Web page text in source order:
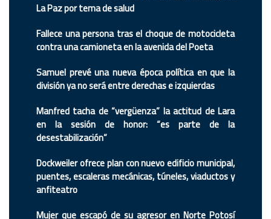
La Paz por tema de salud
Fallece una persona tras el choque de motocicleta
contra una camioneta en la avenida del Poeta
Samuel prevé una nueva época política en que la
división ya no será entre derechas e izquierdas
Manfred tacha de “vergüenza” la actitud de Lara
en la sesión de honor: “es parte de la
desestabilización”
Dockweiler ofrece plan con nuevo edificio municipal,
puentes, escaleras mecánicas, túneles, viaductos y
anfiteatro
Mujer que escapó de su agresor en Norte Potosí